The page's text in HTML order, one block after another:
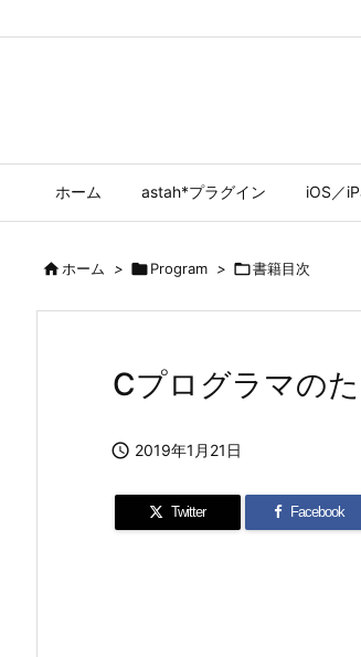
ホーム astah*プラグイン iOS／
ホーム > Program > 書籍目次
Cプログラマの
 2019年1月21日
Twitter Facebook